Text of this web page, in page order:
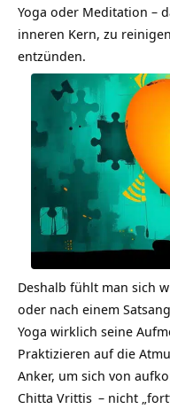
Yoga oder Meditation –
inneren Kern, zu
entzünden.
Deshalb fühlt man sich
oder nach einem
Yoga wirklich seine
Praktizieren auf die
Anker, um sich von
Chitta Vrittis – nicht